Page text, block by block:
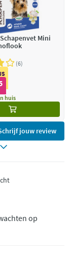
Mini
6
huis
jouw review
op